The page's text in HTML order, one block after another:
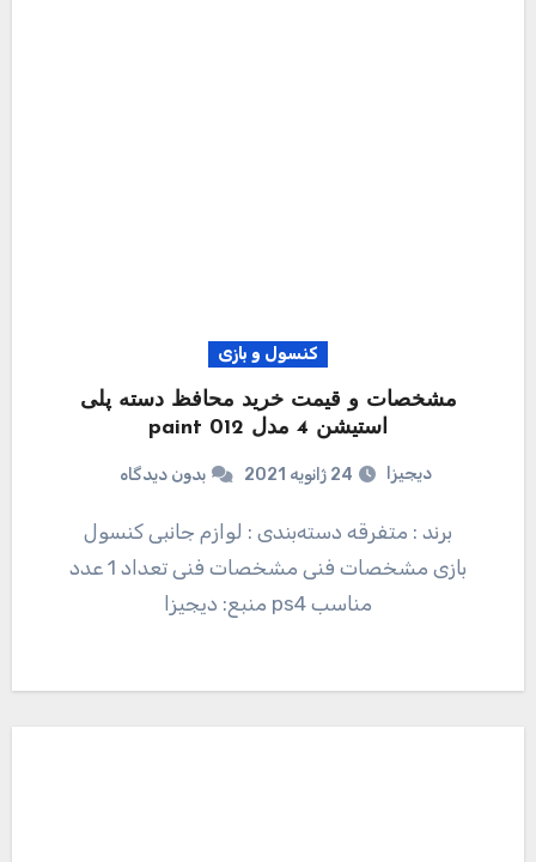
کنسول و بازی
مشخصات و قیمت خرید محافظ دسته پلی
استیشن 4 مدل paint 012
دیجیزا 24 ژانویه 2021 بدون دیدگاه
برند : متفرقه دسته‌بندی : لوازم جانبی کنسول
بازی مشخصات فنی مشخصات فنی تعداد 1 عدد
مناسب ps4 منبع: دیجیزا